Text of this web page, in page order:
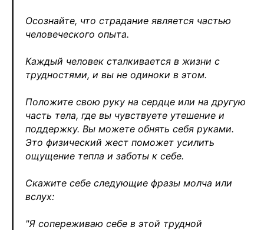
Осознайте, что страдание является частью
человеческого опыта.
Каждый человек сталкивается в жизни с
трудностями, и вы не одиноки в этом.
Положите свою руку на сердце или на другую
часть тела, где вы чувствуете утешение и
поддержку. Вы можете обнять себя руками.
Это физический жест поможет усилить
ощущение тепла и заботы к себе.
Скажите себе следующие фразы молча или
вслух:
"Я сопереживаю себе в этой трудной